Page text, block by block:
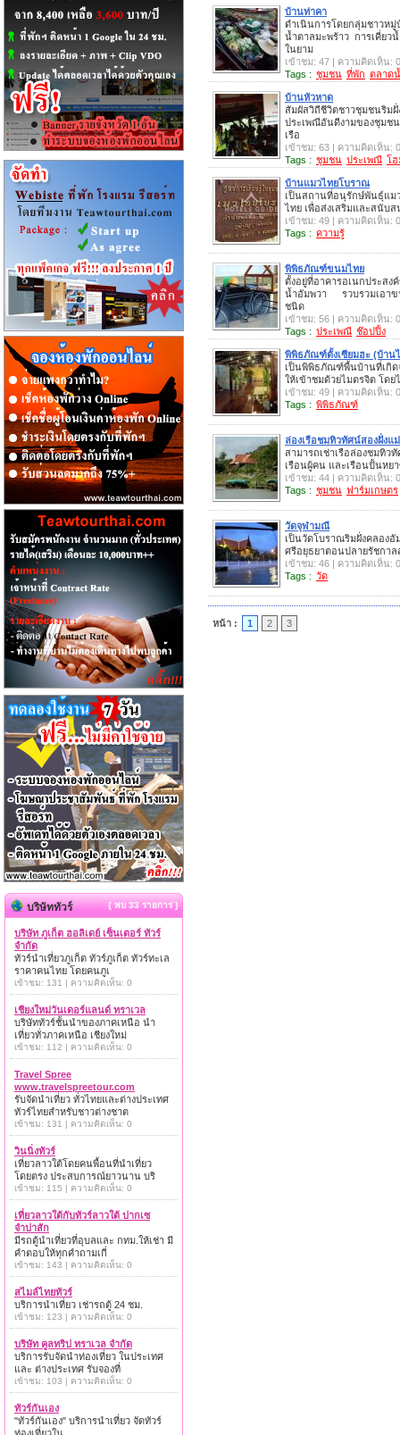
บ้านท่าคา
ดำเนินการโดยกลุ่มชาว
น้ำตาลมะพร้าว การเคี่ยว
ในยาม
เข้าชม: 47 | ความคิดเห็น: 0
Tags : ชุมชน ที่พัก ตลาด
บ้านหัวหาด
สัมผัสวิถีชีวิตชาวชุมชนริ
ประเพณีอันดีงามของชุมช
เรือ
เข้าชม: 63 | ความคิดเห็น: 0
Tags : ชุมชน ประเพณี โฮ
บ้านแมวไทยโบราณ
เป็นสถานที่อนุรักษ์พันธุ์แม
ไทย เพื่อส่งเสริมและสนับ
เข้าชม: 49 | ความคิดเห็น: 0
Tags : ความรู้
พิพิธภัณฑ์ขนมไทย
ตั้งอยู่ที่อาคารอเนกประส
น้ำอัมพวา รวบรวมเอาข
ชนิด
เข้าชม: 56 | ความคิดเห็น: 0
Tags : ประเพณี ช๊อปปิ้ง
พิพิธภัณฑ์ตั้งเซียมฮะ (บ้าน
เป็นพิพิธภัณฑ์พื้นบ้านที่เกิดจ
ให้เข้าชมด้วยไมตรจิต โด
เข้าชม: 49 | ความคิดเห็น: 0
Tags : พิพิธภัณฑ์
ล่องเรือชมทิวทัศน์สองฝั่งแ
สามารถเช่าเรือล่องชมทิ
เรือนผู้คน และเรือนปั้นหย
เข้าชม: 44 | ความคิดเห็น: 0
Tags : ชุมชน ฟาร์มเกษตร
วัดจุฬามณี
เป็นวัดโบราณริมฝั่งคลอง
ศรีอยุธยาตอนปลายรัชกาล
เข้าชม: 46 | ความคิดเห็น: 0
Tags : วัด
หน้า : 1 2 3
บริษัททัวร์ { พบ 33 รายการ }
บริษัท ภูเก็ต ฮอลิเดย์ เซ็นเตอร์ ทัวร์
จำกัด
ทัวร์นำเที่ยวภูเก็ต ทัวร์ภูเก็ต ทัวร์ทะเล
ราคาคนไทย โดยคนภูเ
เข้าชม: 131 | ความคิดเห็น: 0
เชียงใหม่วันเดอร์แลนด์ ทราเวล
บริษัททัวร์ชั้นนำของภาคเหนือ นำ
เที่ยวทั่วภาคเหนือ เชียงใหม่
เข้าชม: 112 | ความคิดเห็น: 0
Travel Spree
www.travelspreetour.com
รับจัดนำเที่ยว ทั่วไทยและต่างประเทศ
ทัวร์ไทยสำหรับชาวต่างชาต
เข้าชม: 131 | ความคิดเห็น: 0
วินนิ่งทัวร์
เที่ยวลาวใต้โดยคนพื้อนที่นำเที่ยว
โดยตรง ประสบการณ์ยาวนาน บริ
เข้าชม: 115 | ความคิดเห็น: 0
เที่ยวลาวใต้กับทัวร์ลาวใต้ ปากเซ
จำปาสัก
มีรถตู้นำเที่ยวที่อุบลและ กทม.ให้เช่า มี
คำตอบให้ทุกคำถามเกี่
เข้าชม: 143 | ความคิดเห็น: 0
สไมล์ไทยทัวร์
บริการนำเที่ยว เช่ารถตู้ 24 ชม.
เข้าชม: 123 | ความคิดเห็น: 0
บริษัท คูลทริป ทราเวล จำกัด
บริการรับจัดนำท่องเที่ยว ในประเทศ
และ ต่างประเทศ รับจองที่
เข้าชม: 103 | ความคิดเห็น: 0
ทัวร์กันเอง
"ทัวร์กันเอง" บริการนำเที่ยว จัดทัวร์